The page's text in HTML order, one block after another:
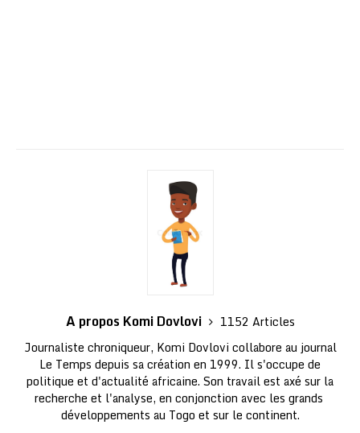
A propos Komi Dovlovi
1152 Articles
Journaliste chroniqueur, Komi Dovlovi collabore au journal
Le Temps depuis sa création en 1999. Il s'occupe de
politique et d'actualité africaine. Son travail est axé sur la
recherche et l'analyse, en conjonction avec les grands
développements au Togo et sur le continent.